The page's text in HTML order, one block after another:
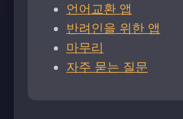
언어교환 앱
반려인을 위한 앱
마무리
자주 묻는 질문